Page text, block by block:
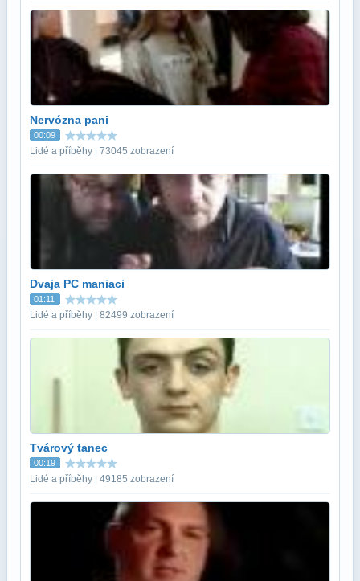
Nervózna pani
00:09
Lidé a příběhy | 73045 zobrazení
Dvaja PC maniaci
01:11
Lidé a příběhy | 82499 zobrazení
Tvárový tanec
00:19
Lidé a příběhy | 49185 zobrazení